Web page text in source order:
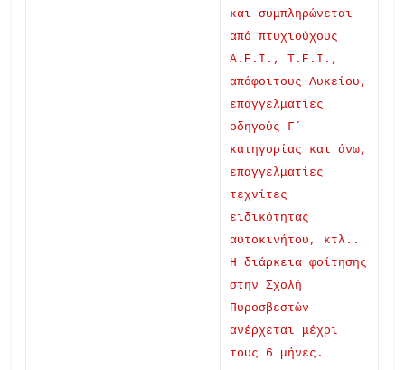
και συμπληρώνεται
από πτυχιούχους
Α.Ε.Ι., Τ.Ε.Ι.,
απόφοιτους Λυκείου,
επαγγελματίες
οδηγούς Γ΄
κατηγορίας και άνω,
επαγγελματίες
τεχνίτες
ειδικότητας
αυτοκινήτου, κτλ..
Η διάρκεια φοίτησης
στην Σχολή
Πυροσβεστών
ανέρχεται μέχρι
τους 6 μήνες.